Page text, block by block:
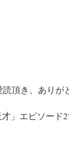
頂き、ありが
」エピソード